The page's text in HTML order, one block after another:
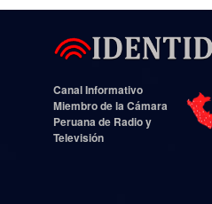
Canal Informativo
Miembro de la Cámara
Peruana de Radio y
Televisión